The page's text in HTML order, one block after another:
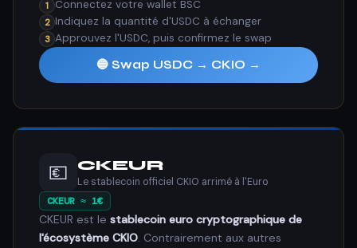
1 Connectez votre wallet BSC
2 Indiquez la quantité d'USDC à échanger
3 Approuvez l'USDC, puis confirmez le swap
🔵 Swap USDC → CKIO →
💶 CKEUR
Le stablecoin officiel CKIO arrimé à l'Euro
CKEUR ≈ 1€
CKEUR est le stablecoin euro cryptographique de
l'écosystème CKIO. Contrairement aux autres